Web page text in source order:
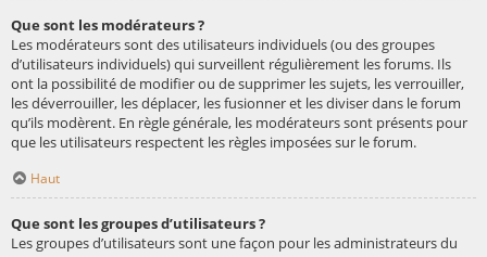
Que sont les modérateurs ?
Les modérateurs sont des utilisateurs individuels (ou des groupes
d’utilisateurs individuels) qui surveillent régulièrement les forums. Ils
ont la possibilité de modifier ou de supprimer les sujets, les verrouiller,
les déverrouiller, les déplacer, les fusionner et les diviser dans le forum
qu’ils modèrent. En règle générale, les modérateurs sont présents pour
que les utilisateurs respectent les règles imposées sur le forum.
Haut
Que sont les groupes d’utilisateurs ?
Les groupes d’utilisateurs sont une façon pour les administrateurs du